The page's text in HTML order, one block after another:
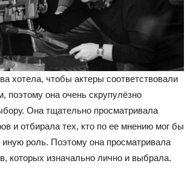
хотела, чтобы актеры соответствовали
поэтому она очень скрупулёзно
Она тщательно просматривала
и отбирала тех, кто по ее мнению мог бы
иную роль. Поэтому она просматривала
которых изначально лично и выбрала.